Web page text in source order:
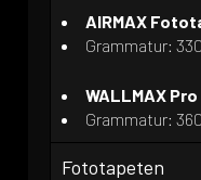
AIRMAX
Grammatur:
WALLMAX
Grammatur:
Fototapeten